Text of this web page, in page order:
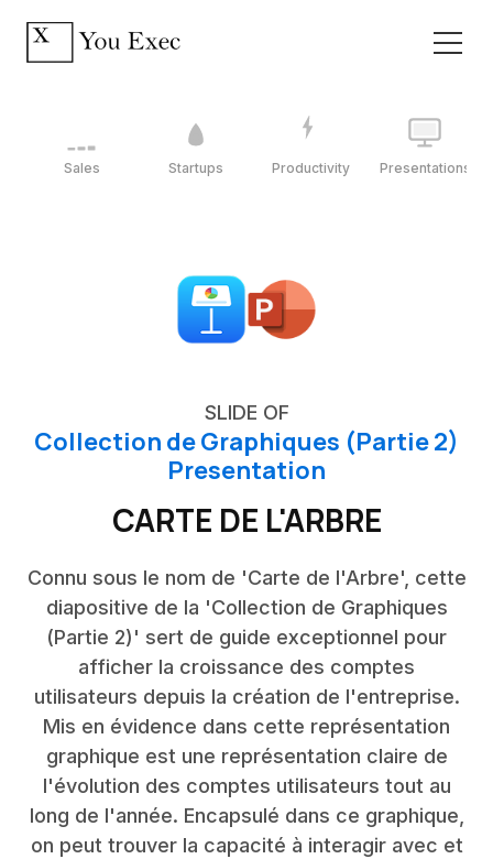
Sales Startups Productivity Presentations
SLIDE OF
Collection de Graphiques (Partie 2)
Presentation
CARTE DE L'ARBRE
Connu sous le nom de 'Carte de l'Arbre', cette
diapositive de la 'Collection de Graphiques
(Partie 2)' sert de guide exceptionnel pour
afficher la croissance des comptes
utilisateurs depuis la création de l'entreprise.
Mis en évidence dans cette représentation
graphique est une représentation claire de
l'évolution des comptes utilisateurs tout au
long de l'année. Encapsulé dans ce graphique,
on peut trouver la capacité à interagir avec et